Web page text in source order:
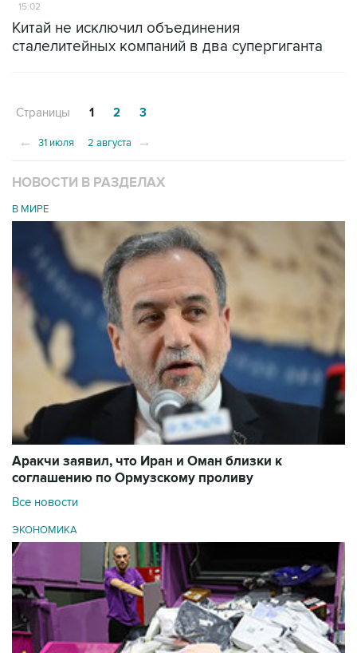
15:02
Китай не исключил объединения
сталелитейных компаний в два супергиганта
Страницы 1 2 3
← 31 июля 2 августа →
НОВОСТИ В РАЗДЕЛАХ
В МИРЕ
Аракчи заявил, что Иран и Оман близки к
соглашению по Ормузскому проливу
Все новости
ЭКОНОМИКА